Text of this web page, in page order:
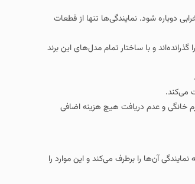
دوباره شود. نمایندگی‌ها تنها از قطعات
و با ساختار تمام مدل‌های این برند
می‌کند.
خانگی و عدم دریافت هیچ هزینه اضافی
آن‌ها را برطرف می‌کند و این موارد را